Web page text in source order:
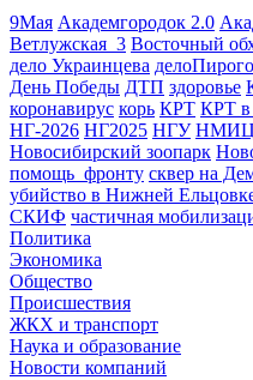
9Мая Академгородок 2.0
Ветлужская_3 Восточный
дело Украинцева
День Победы ДТП здоровье
коронавирус корь КРТ КРТ
НГ-2026 НГ2025 НГУ НМИЦ
Новосибирский зоопарк
помощь_фронту сквер на
убийство в Нижней
СКИФ частичная
Политика
Экономика
Общество
Происшествия
ЖКХ и транспорт
Наука и образование
Новости компаний